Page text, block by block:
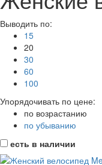
Выводить по:
15
20
30
60
100
Упорядочивать по цене:
по возрастанию
по убыванию
есть в наличии